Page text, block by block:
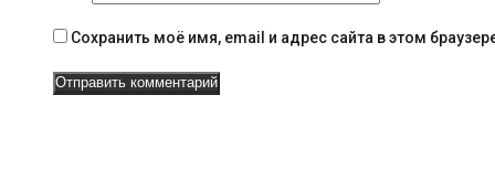
в
и
г
Сохранить моё имя, email и адрес сайта в этом